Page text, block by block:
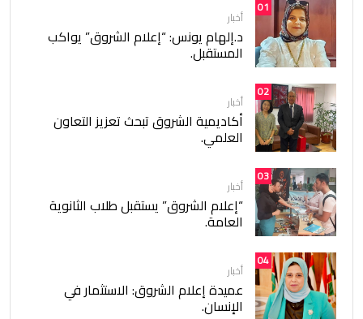
01
أخبار
د.إلهام يونس: “إعلام الشروق” يواكب
المستقبل.
02
أخبار
أكاديمية الشروق تبحث تعزيز التعاون
العلمي.
03
أخبار
“إعلام الشروق” يستقبل طلاب الثانوية
العامة.
04
أخبار
عميدة إعلام الشروق: الاستثمار في
الإنسان.